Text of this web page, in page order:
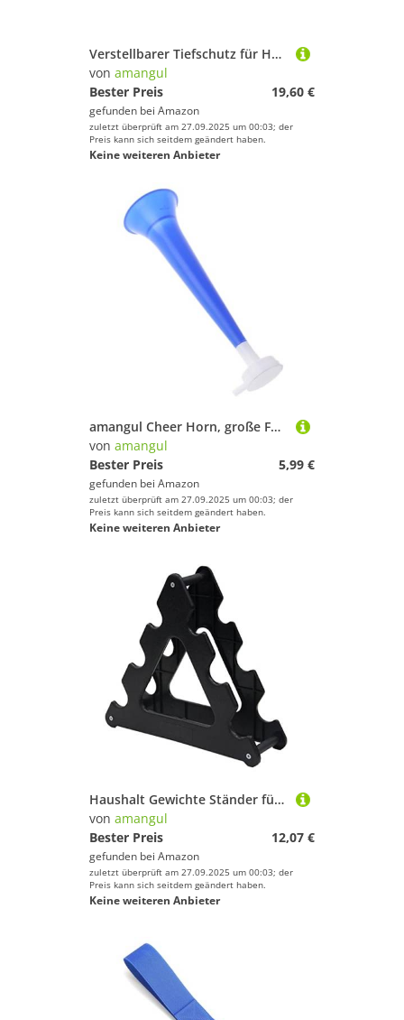
Verstellbarer Tiefschutz für Herren und Kinder, Kampfsport, Kickboxen, Training, Sparring
von amangul
Bester Preis
19,60 €
gefunden bei Amazon
zuletzt überprüft am 27.09.2025 um 00:03; der
Preis kann sich seitdem geändert haben.
Keine weiteren Anbieter
amangul Cheer Horn, große Fußballspiel-Fans, Cheerleading-Requisiten, Vuvuzela, Trompeten-Fans, laute Stadion, Fußballhorn
von amangul
Bester Preis
5,99 €
gefunden bei Amazon
zuletzt überprüft am 27.09.2025 um 00:03; der
Preis kann sich seitdem geändert haben.
Keine weiteren Anbieter
Haushalt Gewichte Ständer für Kurzhanteln Hantelablage 3 Hantel Hantelablage Aufbewahrung Hantelablage
von amangul
Bester Preis
12,07 €
gefunden bei Amazon
zuletzt überprüft am 27.09.2025 um 00:03; der
Preis kann sich seitdem geändert haben.
Keine weiteren Anbieter